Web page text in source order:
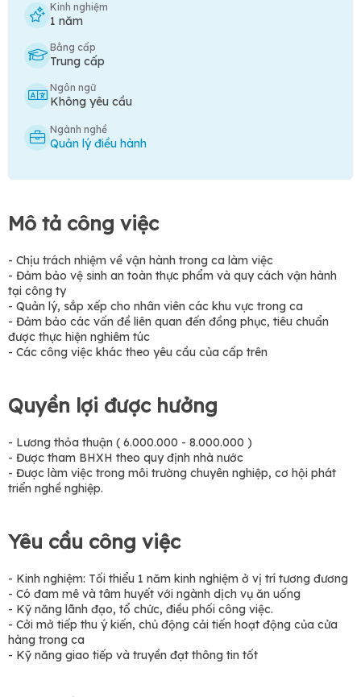
Kinh nghiệm
1 năm
Bằng cấp
Trung cấp
Ngôn ngữ
Không yêu cầu
Ngành nghề
Quản lý điều hành
Mô tả công việc
- Chịu trách nhiệm về vận hành trong ca làm việc
- Đảm bảo vệ sinh an toàn thực phẩm và quy cách vận hành
tại công ty
- Quản lý, sắp xếp cho nhân viên các khu vực trong ca
- Đảm bảo các vấn đề liên quan đến đồng phục, tiêu chuẩn
được thực hiện nghiêm túc
- Các công việc khác theo yêu cầu của cấp trên
Quyền lợi được hưởng
- Lương thỏa thuận ( 6.000.000 - 8.000.000 )
- Được tham BHXH theo quy định nhà nước
- Được làm việc trong môi trường chuyên nghiệp, cơ hội phát
triển nghề nghiệp.
Yêu cầu công việc
- Kinh nghiệm: Tối thiểu 1 năm kinh nghiệm ở vị trí tương đương
- Có đam mê và tâm huyết với ngành dịch vụ ăn uống
- Kỹ năng lãnh đạo, tổ chức, điều phối công việc.
- Cởi mở tiếp thu ý kiến, chủ động cải tiến hoạt động của cửa
hàng trong ca
- Kỹ năng giao tiếp và truyền đạt thông tin tốt